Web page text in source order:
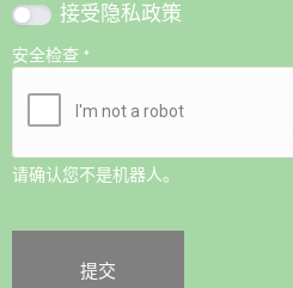
接受隐私政策
安全检查 *
请确认您不是机器人。